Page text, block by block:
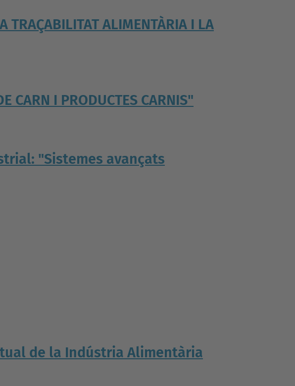
ALIMENTÀRIA I LA
CARN I PRODUCTES CARNIS"
"Sistemes avançats
de la Indústria Alimentària